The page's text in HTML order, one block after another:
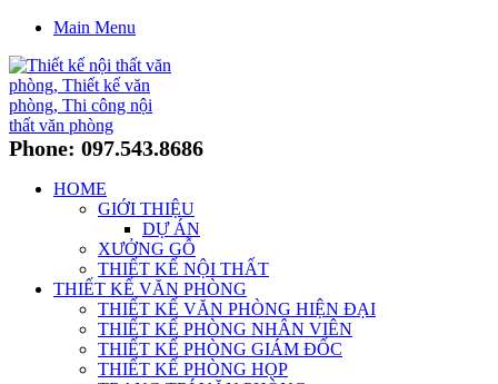
Main Menu
Phone: 097.543.8686
HOME
GIỚI THIỆU
DỰ ÁN
XƯỞNG GỖ
THIẾT KẾ NỘI THẤT
THIẾT KẾ VĂN PHÒNG
THIẾT KẾ VĂN PHÒNG HIỆN ĐẠI
THIẾT KẾ PHÒNG NHÂN VIÊN
THIẾT KẾ PHÒNG GIÁM ĐỐC
THIẾT KẾ PHÒNG HỌP